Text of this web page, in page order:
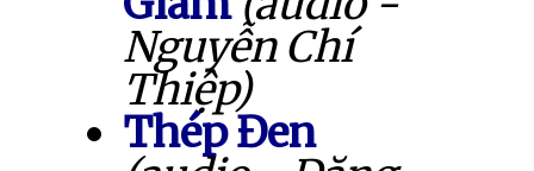
Nguyễn Chí
Thiệp)
Thép Đen